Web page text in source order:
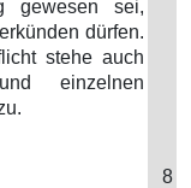
gewesen sei,
dürfen.
stehe auch
einzelnen
8